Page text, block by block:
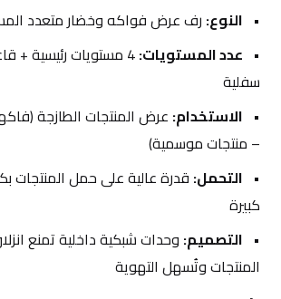
النوع: رف عرض فواكه وخضار متعدد
عدد المستويات:
سفلية
الاستخدام:
– منتجات موسمية)
التحمل:
كبيرة
التصميم:
المنتجات وتُسهل التهوية